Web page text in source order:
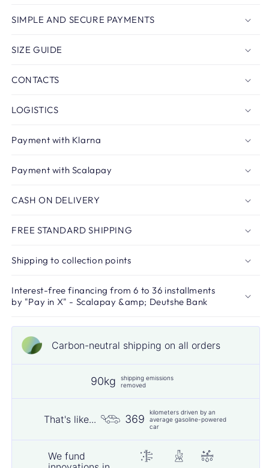
SIMPLE AND SECURE PAYMENTS
SIZE GUIDE
CONTACTS
LOGISTICS
Payment with Klarna
Payment with Scalapay
CASH ON DELIVERY
FREE STANDARD SHIPPING
Shipping to collection points
Interest-free financing from 6 to 36 installments
by "Pay in X" - Scalapay &amp; Deutshe Bank
Carbon-neutral shipping on all orders
90kg
shipping emissions
removed
That's like... 369
kilometers driven by an
average gasoline-powered
car
We fund